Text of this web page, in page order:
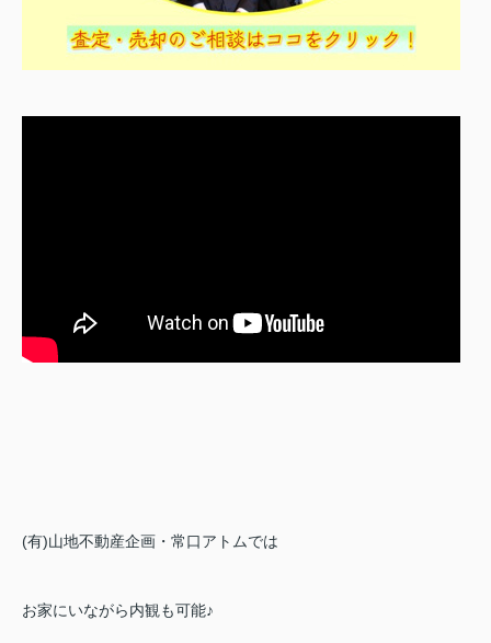
(有)山地不動産企画・常口アトムでは
お家にいながら内観も可能♪